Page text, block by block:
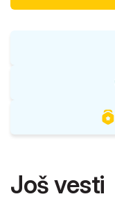
Još vesti